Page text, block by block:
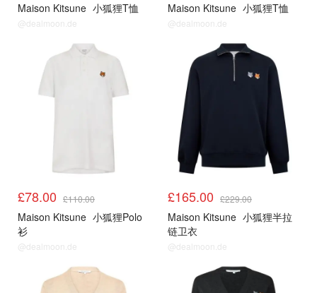
Maison Kitsune 小狐狸T恤
@dealmoon.de
Maison Kitsune 小狐狸T恤
@dealmoon.de
£78.00 £110.00
Maison Kitsune 小狐狸Polo
衫
@dealmoon.de
£165.00 £229.00
Maison Kitsune 小狐狸半拉
链卫衣
@dealmoon.de